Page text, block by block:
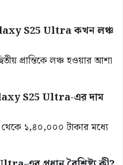
S25 Ultra কখন লঞ্চ
প্রান্তিকে লঞ্চ হওয়ার আশা
S25 Ultra-এর দাম
১,৪০,০০০ টাকার মধ্যে